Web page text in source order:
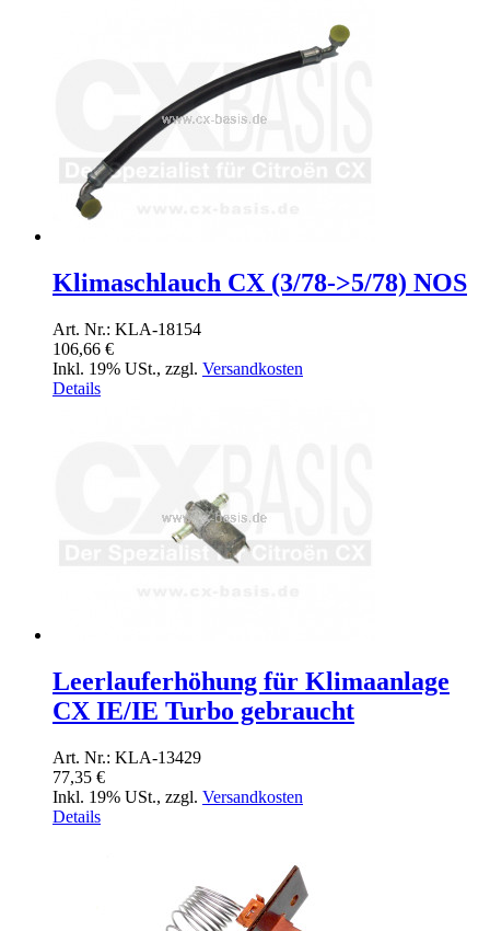
Klimaschlauch CX (3/78->5/78) NOS
Art. Nr.: KLA-18154
106,66 €
Inkl. 19% USt., zzgl. Versandkosten
Details
Leerlauferhöhung für Klimaanlage
CX IE/IE Turbo gebraucht
Art. Nr.: KLA-13429
77,35 €
Inkl. 19% USt., zzgl. Versandkosten
Details